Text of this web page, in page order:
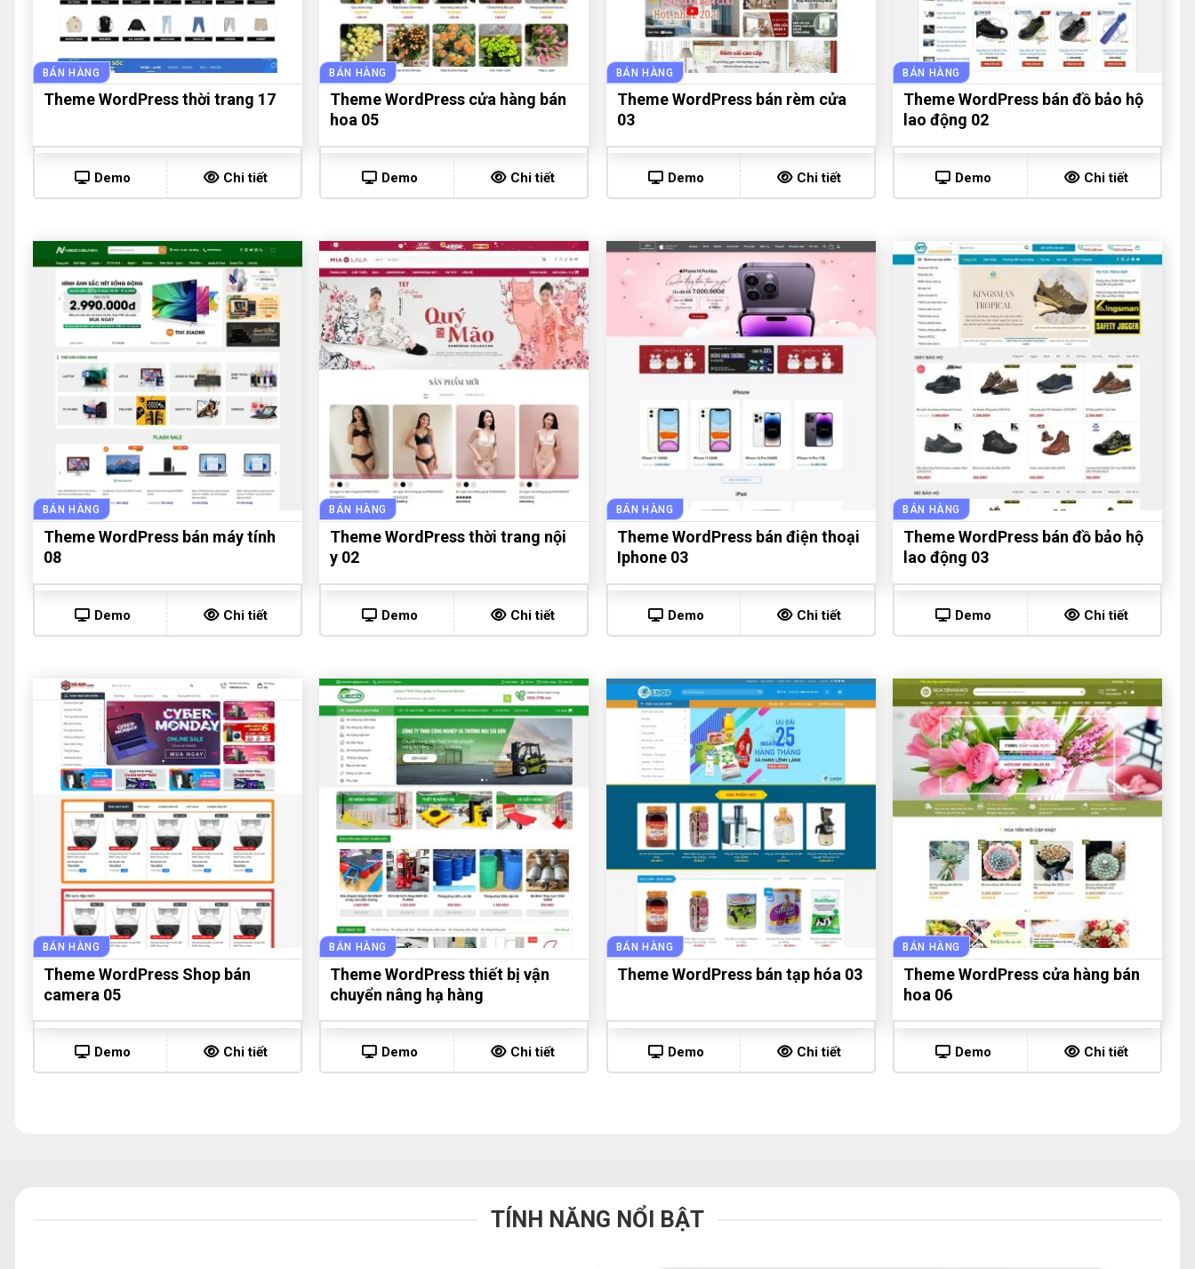
BÁN HÀNG
Theme WordPress thời trang 17
Demo Chi tiết
BÁN HÀNG
Theme WordPress cửa hàng bán
hoa 05
Demo Chi tiết
BÁN HÀNG
Theme WordPress bán rèm cửa
03
Demo Chi tiết
BÁN HÀNG
Theme WordPress bán đồ bảo hộ
lao động 02
Demo Chi tiết
BÁN HÀNG
Theme WordPress bán máy tính
08
Demo Chi tiết
BÁN HÀNG
Theme WordPress thời trang nội
y 02
Demo Chi tiết
BÁN HÀNG
Theme WordPress bán điện thoại
Iphone 03
Demo Chi tiết
BÁN HÀNG
Theme WordPress bán đồ bảo hộ
lao động 03
Demo Chi tiết
BÁN HÀNG
Theme WordPress Shop bán
camera 05
Demo Chi tiết
BÁN HÀNG
Theme WordPress thiết bị vận
chuyển nâng hạ hàng
Demo Chi tiết
BÁN HÀNG
Theme WordPress bán tạp hóa 03
Demo Chi tiết
BÁN HÀNG
Theme WordPress cửa hàng bán
hoa 06
Demo Chi tiết
TÍNH NĂNG NỔI BẬT